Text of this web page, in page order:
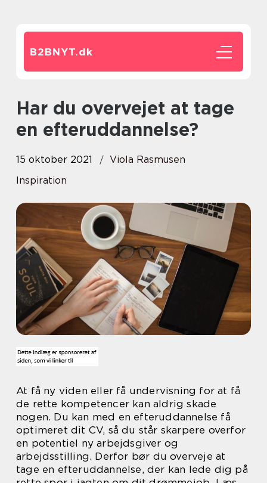
B2BNYT.dk
Har du overvejet at tage
en efteruddannelse?
15 oktober 2021
Viola Rasmusen
Inspiration
At få ny viden eller få undervisning for at få
de rette kompetencer kan aldrig skade
nogen. Du kan med en efteruddannelse få
optimeret dit CV, så du står skarpere overfor
en potentiel ny arbejdsgiver og
arbejdsstilling. Derfor bør du overveje at
tage en efteruddannelse, der kan lede dig på